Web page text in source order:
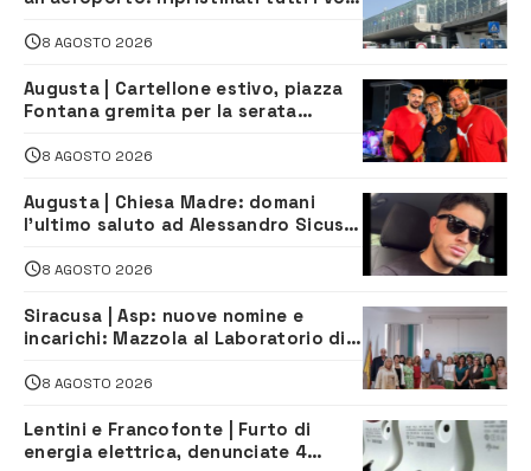
8 AGOSTO 2026
Augusta | Cartellone estivo, piazza
Fontana gremita per la serata
8 AGOSTO 2026
Augusta | Chiesa Madre: domani
l’ultimo saluto ad Alessandro Sicuso,
8 AGOSTO 2026
Siracusa | Asp: nuove nomine e
incarichi: Mazzola al Laboratorio di
Servizio Legale
8 AGOSTO 2026
Lentini e Francofonte | Furto di
energia elettrica, denunciate 4